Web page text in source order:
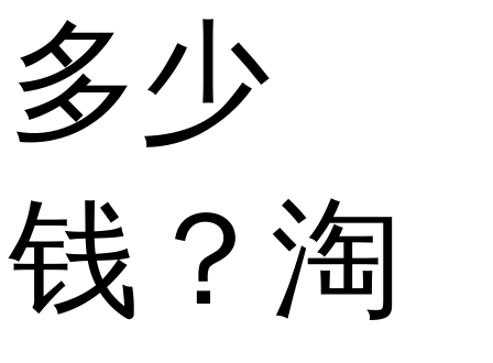
多少
钱？淘